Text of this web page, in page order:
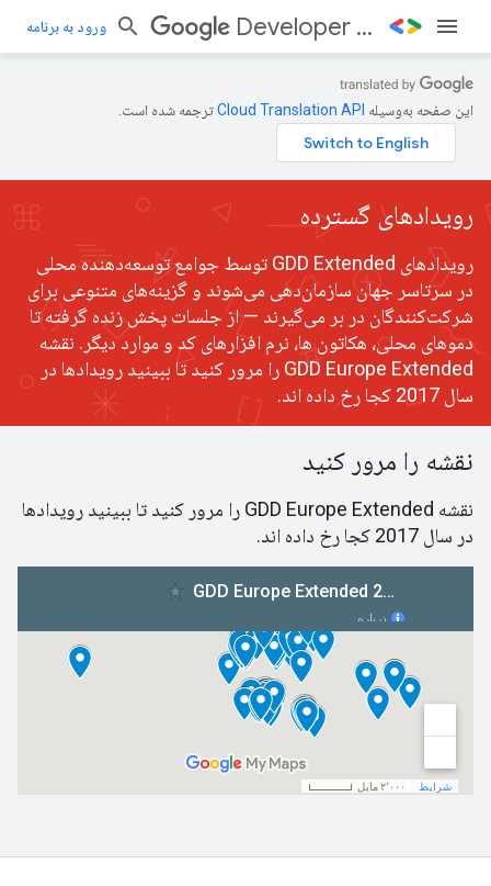
Developer Days ورود به برنامه
این صفحه به‌وسیله ترجمه شده است.
رویدادهای گسترده
رویدادهای GDD Extended توسط جوامع توسعه‌دهنده محلی
در سرتاسر جهان سازمان‌دهی می‌شوند و گزینه‌های متنوعی برای
شرکت‌کنندگان در بر می‌گیرند — از جلسات پخش زنده گرفته تا
دموهای محلی، هکاتون ها، نرم افزارهای کد و موارد دیگر. نقشه
GDD Europe Extended را مرور کنید تا ببینید رویدادها در
سال 2017 کجا رخ داده اند.
نقشه را مرور کنید
نقشه GDD Europe Extended را مرور کنید تا ببینید رویدادها
در سال 2017 کجا رخ داده اند.